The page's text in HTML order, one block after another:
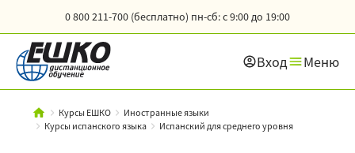
0 800 211-700 (бесплатно) пн-сб: с 9:00 до 19:00
Вход Меню
Курсы ЕШКО
Иностранные языки
Курсы испанского языка
Испанский для среднего уровня